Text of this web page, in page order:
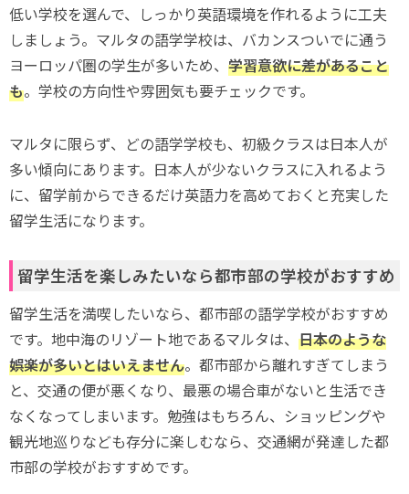
低い学校を選んで、しっかり英語環境を作れるように工夫
しましょう。マルタの語学学校は、バカンスついでに通う
ヨーロッパ圏の学生が多いため、 学習意欲に差があること
も。学校の方向性や雰囲気も要チェックです。
マルタに限らず、どの語学学校も、初級クラスは日本人が
多い傾向にあります。日本人が少ないクラスに入れるよう
に、留学前からできるだけ英語力を高めておくと充実した
留学生活になります。
留学生活を楽しみたいなら都市部の学校がおすすめ
留学生活を満喫したいなら、都市部の語学学校がおすすめ
です。地中海のリゾート地であるマルタは、 日本のような
娯楽が多いとはいえません。都市部から離れすぎてしまう
と、交通の便が悪くなり、最悪の場合車がないと生活でき
なくなってしまいます。勉強はもちろん、ショッピングや
観光地巡りなども存分に楽しむなら、交通網が発達した都
市部の学校がおすすめです。